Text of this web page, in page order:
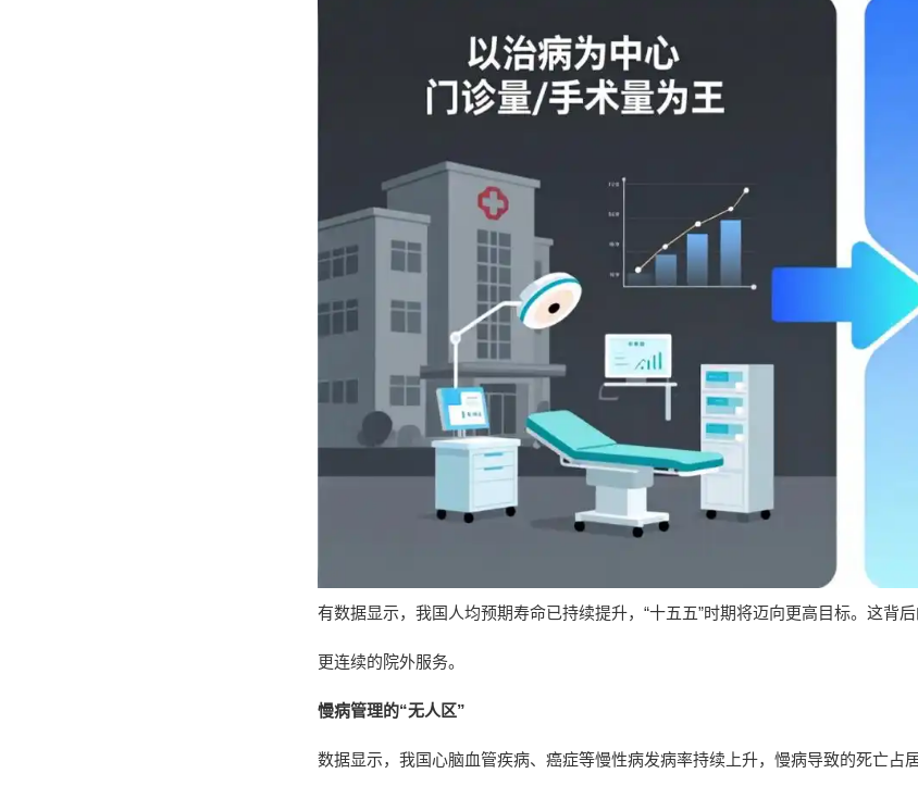
有数据显示，我国人均预期寿命已持续提升，“十五五”时期将迈向更高目标。这背
更连续的院外服务。
慢病管理的“无人区”
数据显示，我国心脑血管疾病、癌症等慢性病发病率持续上升，慢病导致的死亡